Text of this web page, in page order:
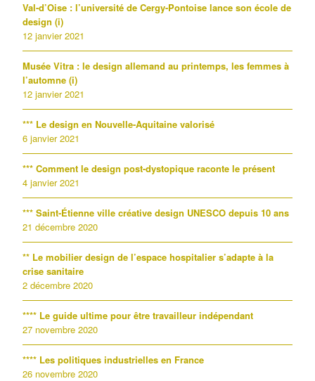
Val-d’Oise : l’université de Cergy-Pontoise lance son école de
design (i)
12 janvier 2021
Musée Vitra : le design allemand au printemps, les femmes à
l’automne (i)
12 janvier 2021
*** Le design en Nouvelle-Aquitaine valorisé
6 janvier 2021
*** Comment le design post-dystopique raconte le présent
4 janvier 2021
*** Saint-Étienne ville créative design UNESCO depuis 10 ans
21 décembre 2020
** Le mobilier design de l’espace hospitalier s’adapte à la
crise sanitaire
2 décembre 2020
**** Le guide ultime pour être travailleur indépendant
27 novembre 2020
**** Les politiques industrielles en France
26 novembre 2020